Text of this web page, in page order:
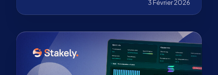
3 Février 2026